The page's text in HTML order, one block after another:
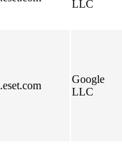
LLC
.eset.com
Google
LLC